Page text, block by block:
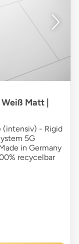
Matt |
- Rigid
5G
in Germany
recycelbar